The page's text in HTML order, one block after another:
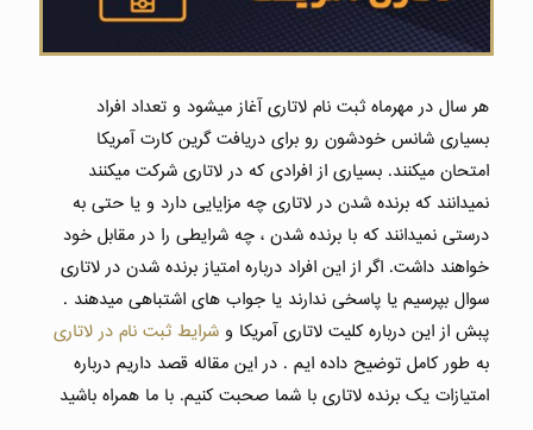
هر سال در مهرماه ثبت نام لاتاری آغاز میشود و تعداد افراد
بسیاری شانس خودشون رو برای دریافت گرین کارت آمریکا
امتحان میکنند. بسیاری از افرادی که در لاتاری شرکت میکنند
نمیدانند که برنده شدن در لاتاری چه مزایایی دارد و یا حتی به‌
درستی نمیدانند که با برنده شدن ، چه شرایطی را در مقابل خود
خواهند داشت. اگر از این افراد درباره امتیاز برنده شدن در لاتاری
سوال بپرسیم یا پاسخی ندارند یا جواب های اشتباهی میدهند .
پبش از این درباره کلیت لاتاری آمریکا و شرایط ثبت نام در لاتاری
به طور کامل توضیح داده ایم . در این مقاله قصد داریم درباره
امتیازات یک برنده لاتاری با شما صحبت کنیم. با ما همراه باشید